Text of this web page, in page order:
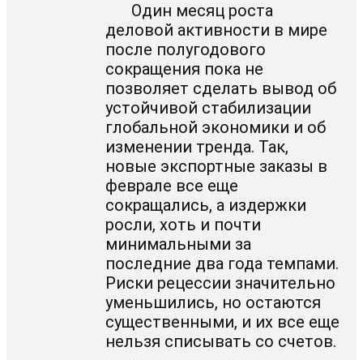
Один месяц роста
деловой активности в мире
после полугодового
сокращения пока не
позволяет сделать вывод об
устойчивой стабилизации
глобальной экономики и об
изменении тренда. Так,
новые экспортные заказы в
феврале все еще
сокращались, а издержки
росли, хоть и почти
минимальными за
последние два года темпами.
Риски рецессии значительно
уменьшились, но остаются
существенными, и их все еще
нельзя списывать со счетов.